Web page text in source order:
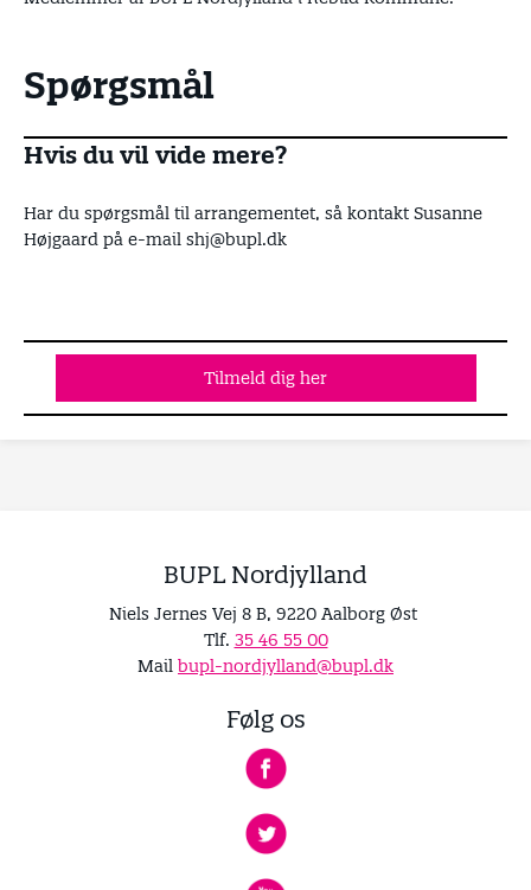
Spørgsmål
Hvis du vil vide mere?
Har du spørgsmål til arrangementet, så kontakt Susanne
Højgaard på e-mail shj@bupl.dk
Tilmeld dig her
BUPL Nordjylland
Niels Jernes Vej 8 B, 9220 Aalborg Øst
Tlf. 35 46 55 00
Mail bupl-nordjylland@bupl.dk
Følg os